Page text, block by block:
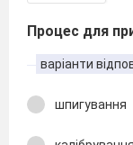
Процес для
варіанти
шпигування